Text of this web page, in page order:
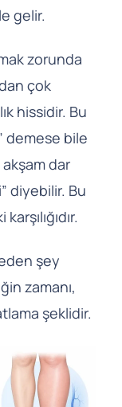
gelir.
zorunda
çok
hissidir. Bu
demese bile
akşam dar
diyebilir. Bu
şey
zamanı,
şeklidir.